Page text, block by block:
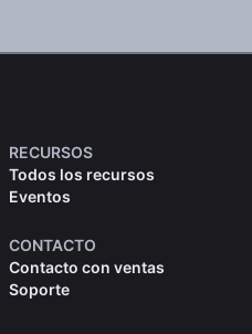
RECURSOS
Todos los recursos
Eventos
CONTACTO
Contacto con ventas
Soporte